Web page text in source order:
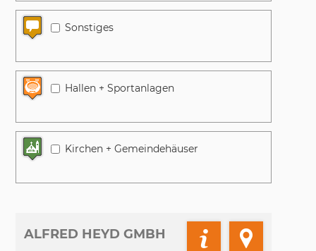
Sonstiges
Hallen + Sportanlagen
Kirchen + Gemeindehäuser
ALFRED HEYD GMBH